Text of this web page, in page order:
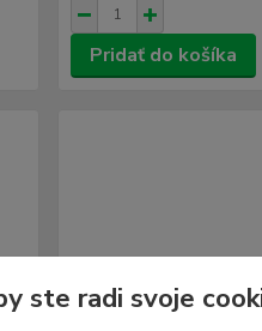
Pridať do košíka
ste radi svoje